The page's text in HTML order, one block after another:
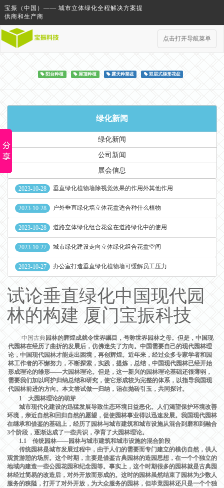
宝振（中国）—— 城市立体绿化全程解决方案提
供商和生产商
点击打开导航菜单
阳台种植 屋顶种植 露天种菜盆 双层式梯形花盆
绿化新闻
绿化新闻
公司新闻
展会信息
2023-10-28 垂直绿化植物墙除视觉效果的作用外其他作用
2023-10-28 户外垂直绿化墙立体花盆适合种什么植物
2023-10-28 道路立体绿化组合花盆在道路绿化中的使用
2023-10-27 城市绿化建设走向立体绿化组合花盆空间
2023-10-27 办公室打造垂直绿化植物墙可缓解员工压力
试论垂直绿化中国现代园
林的构建 厦门宝振科技
中国古典园林的辉煌成就令世界瞩目，号称世界园林之母。但是，中国现
代园林在经历了曲折的发展后，仿佛迷失了方向。中国需要自己的现代园林理
论，中国现代园林才能走出困境，再创辉煌。近年来，经过众多专家学者和园
林工作者的不懈努力，不断探索，实践，提炼，总结，中国现代园林已经开始
形成理论的雏形——大园林理论。但是，这一新兴的园林理论基础还很薄弱，
需要我们加以呵护归纳总结和研究，使它形成较为完整的体系，以指导我国现
代园林前进的方向。本文尝试做一归纳，诣在抛砖引玉，共同探讨。
1 大园林理论的萌芽
城市现代化建设的迅猛发展导致生态环境日益恶化。人们渴望保护环境改善
环境，亲近自然和回归自然的愿望，促使园林事业得以迅速发展。我国现代园林
在继承和借鉴的基础上，经历了园林与城市建筑和城市设施从混合到磨和到融合
3个阶段，逐渐达成了一些共识，孕育了大园林理论。
1.1 传统园林——园林与城市建筑和城市设施的混合阶段
传统园林是城市发展过程中，由于人们的需要而专门建立的模仿自然，供人
观赏游憩的场所。这个时期，主要是借鉴古典园林的造园思想，在一个个独立的
地域内建造一些公园花园和纪念园等。事实上，这个时期很多的园林就是古典园
林经过简易的改造后，对外开放而形成的。这时的园林虽然结束了园林为少数人
服务的狭隘，打开了对外开放，为大众服务的园林，但毕竟园林还只是一个个独